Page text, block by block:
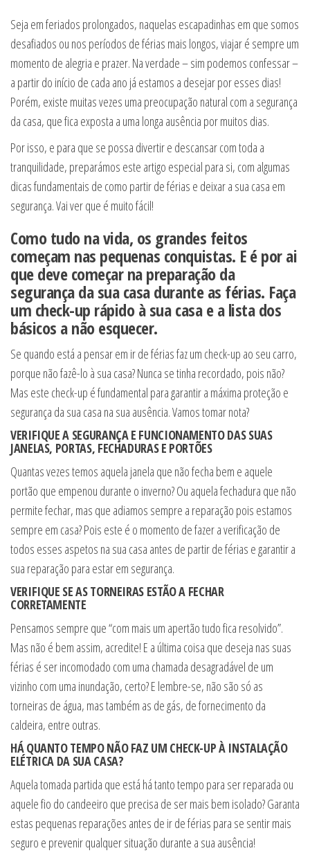
Seja em feriados prolongados, naquelas escapadinhas em que somos
desafiados ou nos períodos de férias mais longos, viajar é sempre um
momento de alegria e prazer. Na verdade – sim podemos confessar –
a partir do início de cada ano já estamos a desejar por esses dias!
Porém, existe muitas vezes uma preocupação natural com a segurança
da casa, que fica exposta a uma longa ausência por muitos dias.
Por isso, e para que se possa divertir e descansar com toda a
tranquilidade, preparámos este artigo especial para si, com algumas
dicas fundamentais de como partir de férias e deixar a sua casa em
segurança. Vai ver que é muito fácil!
Como tudo na vida, os grandes feitos
começam nas pequenas conquistas. E é por ai
que deve começar na preparação da
segurança da sua casa durante as férias. Faça
um check-up rápido à sua casa e a lista dos
básicos a não esquecer.
Se quando está a pensar em ir de férias faz um check-up ao seu carro,
porque não fazê-lo à sua casa? Nunca se tinha recordado, pois não?
Mas este check-up é fundamental para garantir a máxima proteção e
segurança da sua casa na sua ausência. Vamos tomar nota?
VERIFIQUE A SEGURANÇA E FUNCIONAMENTO DAS SUAS
JANELAS, PORTAS, FECHADURAS E PORTÕES
Quantas vezes temos aquela janela que não fecha bem e aquele
portão que empenou durante o inverno? Ou aquela fechadura que não
permite fechar, mas que adiamos sempre a reparação pois estamos
sempre em casa? Pois este é o momento de fazer a verificação de
todos esses aspetos na sua casa antes de partir de férias e garantir a
sua reparação para estar em segurança.
VERIFIQUE SE AS TORNEIRAS ESTÃO A FECHAR
CORRETAMENTE
Pensamos sempre que “com mais um apertão tudo fica resolvido”.
Mas não é bem assim, acredite! E a última coisa que deseja nas suas
férias é ser incomodado com uma chamada desagradável de um
vizinho com uma inundação, certo? E lembre-se, não são só as
torneiras de água, mas também as de gás, de fornecimento da
caldeira, entre outras.
HÁ QUANTO TEMPO NÃO FAZ UM CHECK-UP À INSTALAÇÃO
ELÉTRICA DA SUA CASA?
Aquela tomada partida que está há tanto tempo para ser reparada ou
aquele fio do candeeiro que precisa de ser mais bem isolado? Garanta
estas pequenas reparações antes de ir de férias para se sentir mais
seguro e prevenir qualquer situação durante a sua ausência!